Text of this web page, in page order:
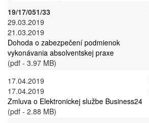
19/17/051/33
29.03.2019
21.03.2019
Dohoda o zabezpečení podmienok
vykonávania absolventskej praxe
(pdf - 3.97 MB)
17.04.2019
17.04.2019
Zmluva o Elektronickej službe Business24
(pdf - 2.88 MB)